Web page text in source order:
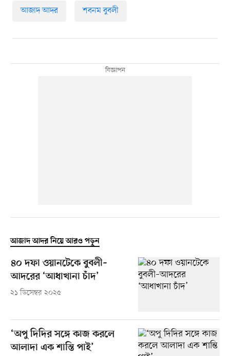
আজাদ আদর শবনম বুবলী
আজাদ আদর নিয়ে আরও পড়ুন
৪০ দফা ওয়ানটেকে বুবলী–
আদরের ‘আধাখানা চাঁদ’
২১ ডিসেম্বর ২০২৫
‘অপু দিদির সঙ্গে কাজ করলে
আলাদা এক শান্তি পাই’